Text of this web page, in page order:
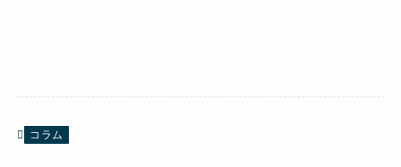
コラム